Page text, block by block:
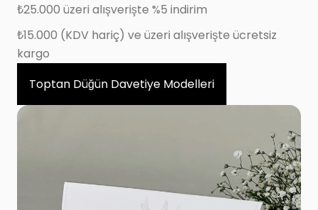
₺25.000 üzeri alışverişte %5 indirim
₺15.000 (KDV hariç) ve üzeri alışverişte ücretsiz
kargo
Toptan Düğün Davetiye Modelleri